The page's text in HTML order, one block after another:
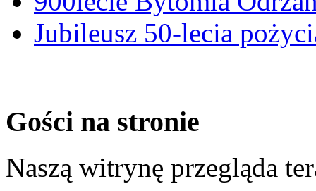
Jubileusz 50-lecia
Gości na stronie
Naszą witrynę przegląda